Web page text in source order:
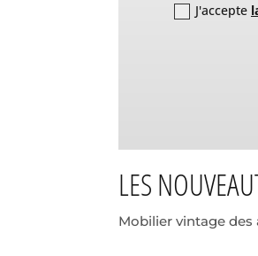
J'accepte
LES
Mobilier vintage des